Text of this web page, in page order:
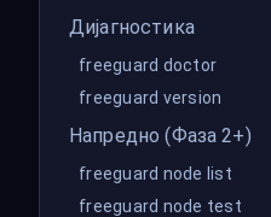
Дијагностика
freeguard doctor
freeguard version
Напредно (Фаза 2+)
freeguard node list
freeguard node test